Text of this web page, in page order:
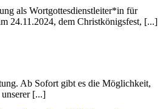
als Wortgottesdienstleiter*in für
24.11.2024, dem Christkönigsfest, [...]
Ab Sofort gibt es die Möglichkeit,
[...]